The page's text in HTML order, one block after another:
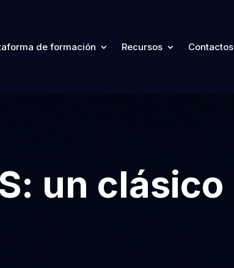
de formación Recursos Contactos
un clásico